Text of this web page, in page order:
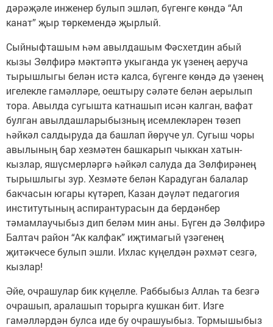
дәрәҗәле инженер булып эшләп, бүгенге көндә “Ал
канат” җыр төркемендә җырлый.
Сыйныфташым һәм авылдашым Фәсхетдин абый
кызы Зөлфирә мәктәптә укыганда ук үзенең аеруча
тырышлыгы белән истә калса, бүгенге көндә дә үзенең
игелекле гамәлләре, оештыру сәләте белән аерылып
тора. Авылда сугышта катнашып исән калган, вафат
булган авылдашларыбызның исемлекләрен төзеп
һәйкәл салдыруда да башлап йөрүче ул. Сугыш чоры
авылының бар хезмәтен башкарып чыккан хатын-
кызлар, яшүсмерләргә һәйкәл салуда да Зөлфирәнең
тырышлыгы зур. Хезмәте белән Карадуган балалар
бакчасын югары күтәреп, Казан дәүләт педагогия
институтының аспирантурасын да бердәнбер
тәмамлаучыбыз дип беләм мин аны. Бүген дә Зөлфирә
Балтач район “Ак калфак” иҗтимагый үзәгенең
җитәкчесе булып эшли. Ихлас күңелдән рәхмәт сезгә,
кызлар!
Әйе, очрашулар бик күңелле. Раббыбыз Аллаһ та безгә
очрашып, аралашып торырга кушкан бит. Изге
гамәлләрдән булса иде бу очрашуыбыз. Тормышыбыз